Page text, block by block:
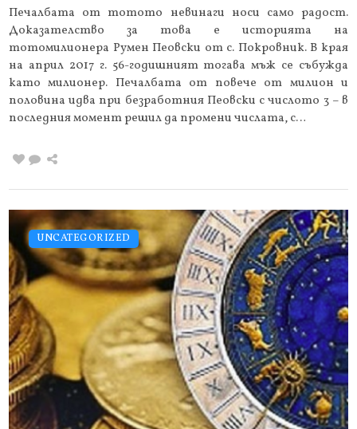
Печалбата от тотото невинаги носи само радост.
Доказателство за това е историята на
тотомилионера Румен Пеовски от с. Покровник. В края
на април 2017 г. 56-годишният тогава мъж се събужда
като милионер. Печалбата от повече от милион и
половина идва при безработния Пеовски с числото 3 – в
последния момент решил да промени числата, с…
UNCATEGORIZED